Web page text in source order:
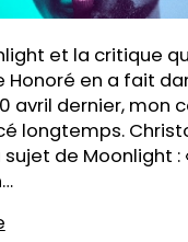
et la critique
Honoré en a fait
avril dernier, mon
longtemps.
de Moonlight :